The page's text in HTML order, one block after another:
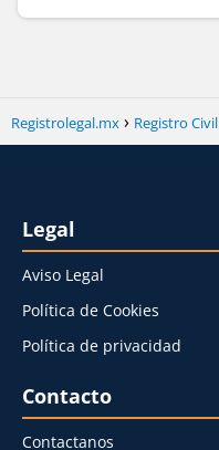
Registrolegal.mx Registro Civil
Legal
Aviso Legal
Política de Cookies
Política de privacidad
Contacto
Contactanos